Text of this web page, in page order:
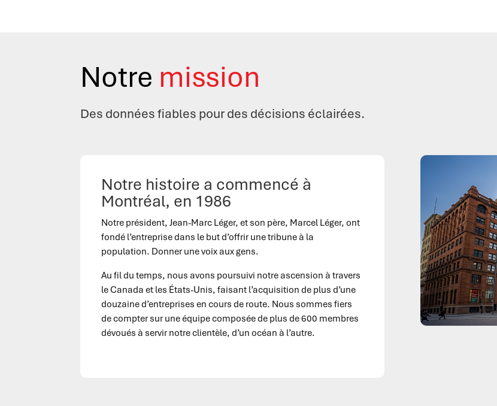
Notre mission
Des données fiables pour des décisions éclairées.
Notre histoire a commencé à
Montréal, en 1986
Notre président, Jean-Marc Léger, et son père, Marcel Léger, ont
fondé l’entreprise dans le but d’offrir une tribune à la
population. Donner une voix aux gens.
Au fil du temps, nous avons poursuivi notre ascension à travers
le Canada et les États-Unis, faisant l’acquisition de plus d’une
douzaine d’entreprises en cours de route. Nous sommes fiers
de compter sur une équipe composée de plus de 600 membres
dévoués à servir notre clientèle, d’un océan à l’autre.